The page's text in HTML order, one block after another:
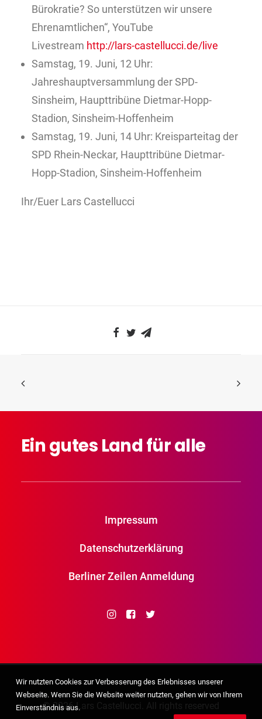
Bürokratie? So unterstützen wir unsere
Ehrenamtlichen“, YouTube
Livestream http://lars-castellucci.de/ live
Samstag, 19. Juni, 12 Uhr:
Jahreshauptversammlung der SPD-
Sinsheim, Haupttribüne Dietmar-Hopp-
Stadion, Sinsheim-Hoffenheim
Samstag, 19. Juni, 14 Uhr: Kreisparteitag der
SPD Rhein-Neckar, Haupttribüne Dietmar-
Hopp-Stadion, Sinsheim-Hoffenheim
Ihr/Euer Lars Castellucci
EingutesLandfüralle
Impressum
Datenschutzerklärung
Berliner Zeilen Anmeldung
© 2026 Lars Castellucci. All rights reserved
Wir nutzten Cookies zur Verbesserung des Erlebnisses unserer
Webseite. Wenn Sie die Website weiter nutzten, gehen wir von Ihrem
Einverständnis aus.